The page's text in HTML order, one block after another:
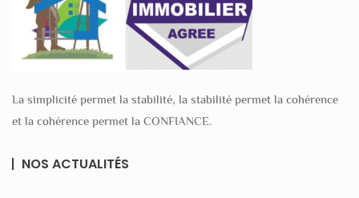
La simplicité permet la stabilité, la stabilité permet la cohérence
et la cohérence permet la CONFIANCE.
NOS ACTUALITÉS